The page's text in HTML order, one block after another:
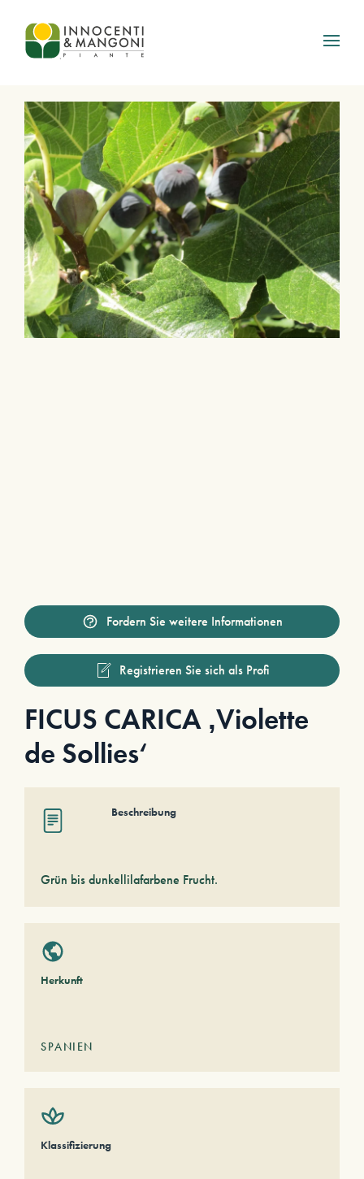
Skip to main content
Fordern Sie weitere Informationen
Registrieren Sie sich als Profi
FICUS CARICA ‚Violette
de Sollies‘
Beschreibung
Grün bis dunkellilafarbene Frucht.
Herkunft
SPANIEN
Klassifizierung